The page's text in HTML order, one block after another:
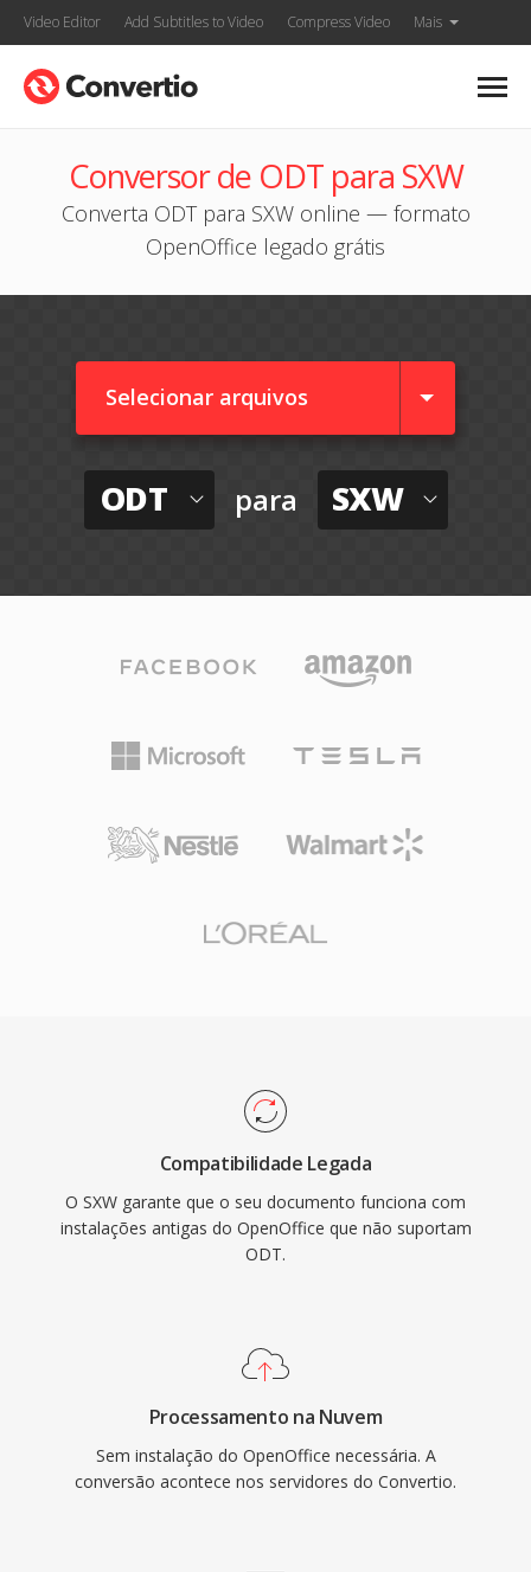
Video Editor Add Subtitles to Video Compress Video Mais
Conversor de ODT para SXW
Converta ODT para SXW online — formato
OpenOffice legado grátis
Selecionar arquivos
ODT para SXW
Compatibilidade Legada
O SXW garante que o seu documento funciona com
instalações antigas do OpenOffice que não suportam
ODT.
Processamento na Nuvem
Sem instalação do OpenOffice necessária. A
conversão acontece nos servidores do Convertio.